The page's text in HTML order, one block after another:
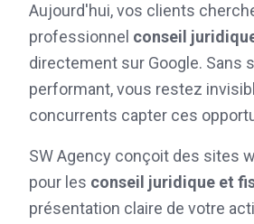
Aujourd'hui, vos clients
professionnel conseil
directement sur Google. Sans
performant, vous restez
concurrents capter ces
SW Agency conçoit des sites
pour les conseil juridique et
présentation claire de votre